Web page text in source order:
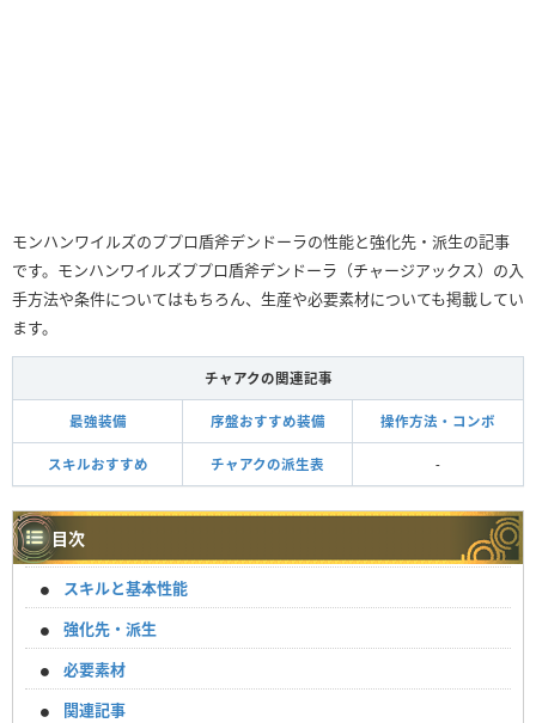
モンハンワイルズのププロ盾斧デンドーラの性能と強化先・派生の記事
です。モンハンワイルズププロ盾斧デンドーラ（チャージアックス）の入
手方法や条件についてはもちろん、生産や必要素材についても掲載してい
ます。
チャアクの関連記事
最強装備 序盤おすすめ装備 操作方法・コンボ
スキルおすすめ チャアクの派生表 -
目次
スキルと基本性能
強化先・派生
必要素材
関連記事